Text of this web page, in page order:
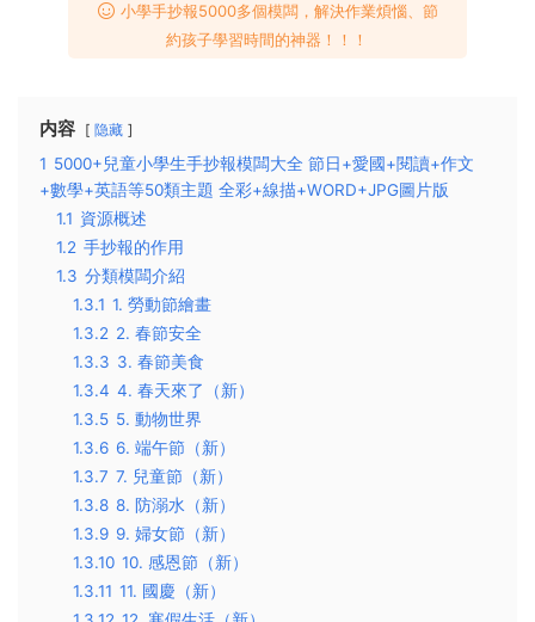
小學手抄報5000多個模闆，解決作業煩惱、節
約孩子學習時間的神器！！！
内容 隐藏
1 5000+兒童小學生手抄報模闆大全 節日+愛國+閱讀+作文
+數學+英語等50類主題 全彩+線描+WORD+JPG圖片版
1.1 資源概述
1.2 手抄報的作用
1.3 分類模闆介紹
1.3.1 1. 勞動節繪畫
1.3.2 2. 春節安全
1.3.3 3. 春節美食
1.3.4 4. 春天來了（新）
1.3.5 5. 動物世界
1.3.6 6. 端午節（新）
1.3.7 7. 兒童節（新）
1.3.8 8. 防溺水（新）
1.3.9 9. 婦女節（新）
1.3.10 10. 感恩節（新）
1.3.11 11. 國慶（新）